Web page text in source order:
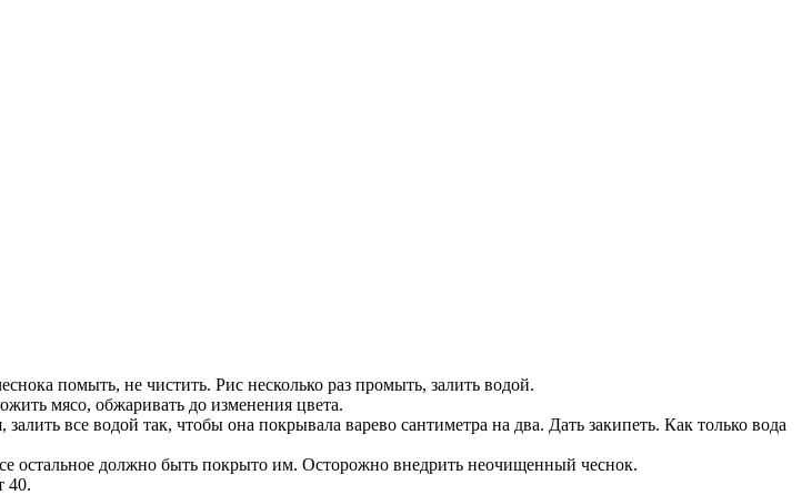
помыть, не чистить. Рис несколько раз промыть, залить водой.
мясо, обжаривать до изменения цвета.
все водой так, чтобы она покрывала варево сантиметра на два. Дать закипеть. Как только вода
остальное должно быть покрыто им. Осторожно внедрить неочищенный чеснок.
40.